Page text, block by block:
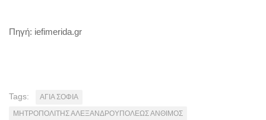
Πηγή: iefimerida.gr
Tags:
ΑΓΙΑ ΣΟΦΙΑ
ΜΗΤΡΟΠΟΛΙΤΗΣ ΑΛΕΞΑΝΔΡΟΥΠΟΛΕΩΣ ΑΝΘΙΜΟΣ